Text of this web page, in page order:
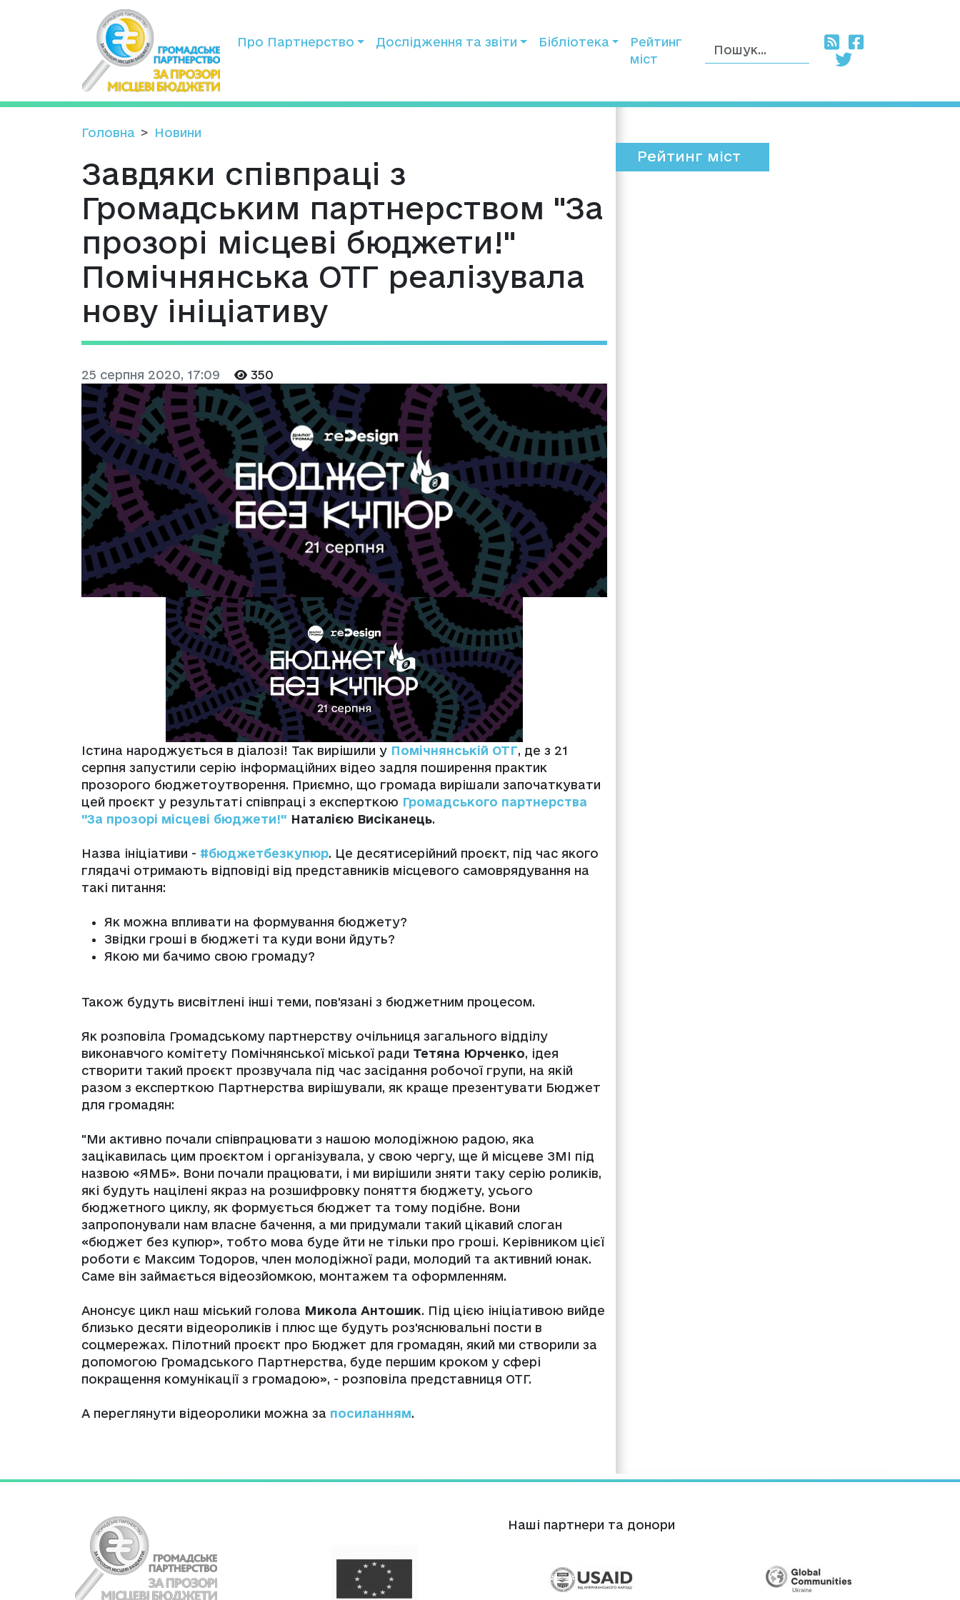
Про Партнерство Дослідження та звіти Бібліотека
Рейтинг
міст
Головна Новини
Завдяки співпраці з
Громадським партнерством "За
прозорі місцеві бюджети!"
Помічнянська ОТГ реалізувала
нову ініціативу
25 серпня 2020, 17:09 350
Істина народжується в діалозі! Так вирішили у Помічнянській ОТГ, де з 21
серпня запустили серію інформаційних відео задля поширення практик
прозорого бюджетоутворення. Приємно, що громада вирішали започаткувати
цей проєкт у результаті співпраці з експерткою Громадського партнерства
"За прозорі місцеві бюджети!" Наталією Висіканець.
Назва ініціативи - #бюджетбезкупюр. Це десятиcерійний проєкт, під час якого
глядачі отримають відповіді від представників місцевого самоврядування на
такі питання:
Як можна впливати на формування бюджету?
Звідки гроші в бюджеті та куди вони йдуть?
Якою ми бачимо свою громаду?
Також будуть висвітлені інші теми, пов'язані з бюджетним процесом.
Як розповіла Громадському партнерству очільниця загального відділу
виконавчого комітету Помічнянської міської ради Тетяна Юрченко, ідея
створити такий проєкт прозвучала під час засідання робочої групи, на якій
разом з експерткою Партнерства вирішували, як краще презентувати Бюджет
для громадян:
"Ми активно почали співпрацювати з нашою молодіжною радою, яка
зацікавилась цим проєктом і організувала, у свою чергу, ще й місцеве ЗМІ під
назвою «ЯМБ». Вони почали працювати, і ми вирішили зняти таку серію роликів,
які будуть націлені якраз на розшифровку поняття бюджету, усього
бюджетного циклу, як формується бюджет та тому подібне. Вони
запропонували нам власне бачення, а ми придумали такий цікавий слоган
«бюджет без купюр», тобто мова буде йти не тільки про гроші. Керівником цієї
роботи є Максим Тодоров, член молодіжної ради, молодий та активний юнак.
Саме він займається відеозйомкою, монтажем та оформленням.
Анонсує цикл наш міський голова Микола Антошик. Під цією ініціативою вийде
близько десяти відеороликів і плюс ще будуть роз'яснювальні пости в
соцмережах. Пілотний проєкт про Бюджет для громадян, який ми створили за
допомогою Громадського Партнерства, буде першим кроком у сфері
покращення комунікації з громадою», - розповіла представниця ОТГ.
А переглянути відеоролики можна за посиланням.
Рейтинг міст
Нашi партнери та донори